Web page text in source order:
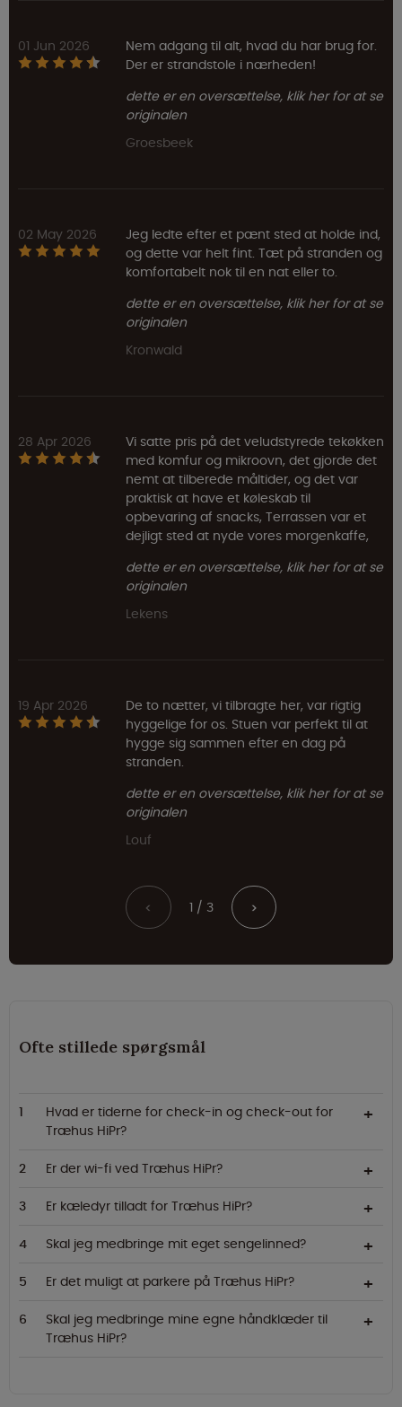
01 Jun 2026
Nem adgang til alt, hvad du har brug for.
Der er strandstole i nærheden!
dette er en oversættelse, klik her for at se
originalen
Groesbeek
02 May 2026
Jeg ledte efter et pænt sted at holde ind,
og dette var helt fint. Tæt på stranden og
komfortabelt nok til en nat eller to.
dette er en oversættelse, klik her for at se
originalen
Kronwald
28 Apr 2026
Vi satte pris på det veludstyrede tekøkken
med komfur og mikroovn, det gjorde det
nemt at tilberede måltider, og det var
praktisk at have et køleskab til
opbevaring af snacks, Terrassen var et
dejligt sted at nyde vores morgenkaffe,
dette er en oversættelse, klik her for at se
originalen
Lekens
19 Apr 2026
De to nætter, vi tilbragte her, var rigtig
hyggelige for os. Stuen var perfekt til at
hygge sig sammen efter en dag på
stranden.
dette er en oversættelse, klik her for at se
originalen
Louf
< 1 / 3 >
Ofte stillede spørgsmål
Hvad er tiderne for check-in og check-out for
Træhus HiPr?
Er der wi-fi ved Træhus HiPr?
Er kæledyr tilladt for Træhus HiPr?
Skal jeg medbringe mit eget sengelinned?
Er det muligt at parkere på Træhus HiPr?
Skal jeg medbringe mine egne håndklæder til
Træhus HiPr?